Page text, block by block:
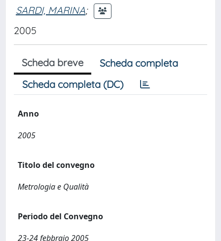
SARDI, MARINA;
2005
Scheda breve
Scheda completa
Scheda completa (DC)
Anno
2005
Titolo del convegno
Metrologia e Qualità
Periodo del Convegno
23-24 febbraio 2005